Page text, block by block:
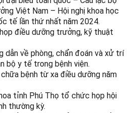
Việt Nam – Hội nghị khoa học
tế lần thứ nhất năm 2024.
điều dưỡng trưởng, kỹ thuật
dẫn về phòng, chẩn đoán và xử trí
bộ y tế trong bệnh viện.
chữa bệnh từ xa điều dưỡng năm
tỉnh Phú Thọ tổ chức họp hội
thường kỳ.